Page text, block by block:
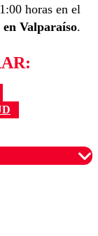
horas en el
Valparaíso.
un